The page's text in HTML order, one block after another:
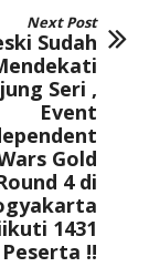
Next Post
Sudah
Seri ,
Event
Gold
4 di
1431
Peserta !!